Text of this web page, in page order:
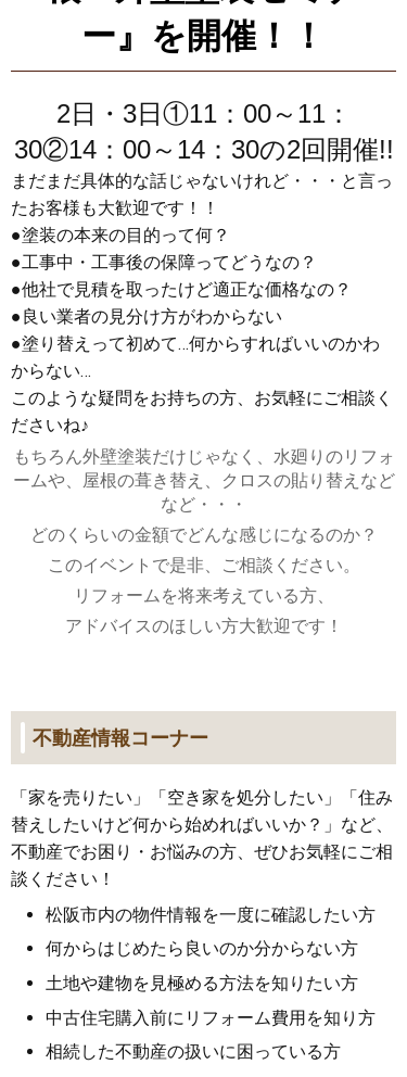
ー』を開催！！
2日・3日①11：00～11：
30②14：00～14：30の2回開催!!
まだまだ具体的な話じゃないけれど・・・と言っ
たお客様も大歓迎です！！
●塗装の本来の目的って何？
●工事中・工事後の保障ってどうなの？
●他社で見積を取ったけど適正な価格なの？
●良い業者の見分け方がわからない
●塗り替えって初めて…何からすればいいのかわ
からない…
このような疑問をお持ちの方、お気軽にご相談く
ださいね♪
もちろん外壁塗装だけじゃなく、水廻りのリフォ
ームや、屋根の葺き替え、クロスの貼り替えなど
など・・・
どのくらいの金額でどんな感じになるのか？
このイベントで是非、ご相談ください。
リフォームを将来考えている方、
アドバイスのほしい方大歓迎です！
不動産情報コーナー
「家を売りたい」「空き家を処分したい」「住み
替えしたいけど何から始めればいいか？」など、
不動産でお困り・お悩みの方、ぜひお気軽にご相
談ください！
松阪市内の物件情報を一度に確認したい方
何からはじめたら良いのか分からない方
土地や建物を見極める方法を知りたい方
中古住宅購入前にリフォーム費用を知り方
相続した不動産の扱いに困っている方